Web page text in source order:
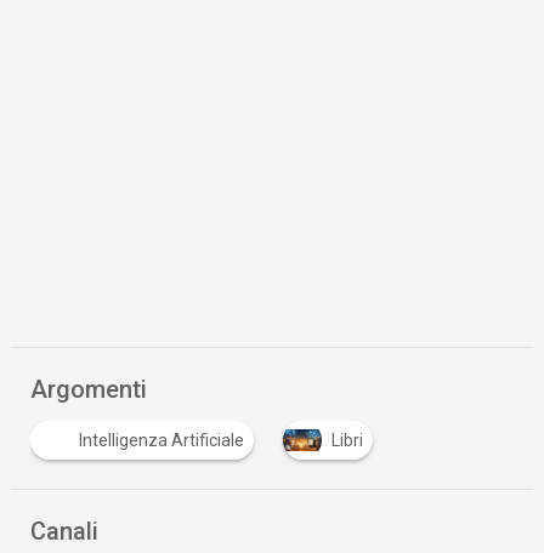
Argomenti
Intelligenza Artificiale Libri
Canali